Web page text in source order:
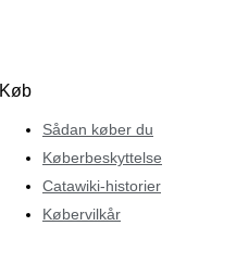
Køb
Sådan køber du
Køberbeskyttelse
Catawiki-historier
Købervilkår